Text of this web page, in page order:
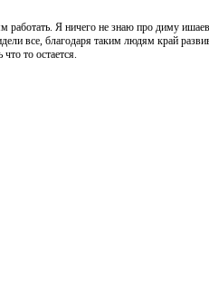
Я ничего не знаю про диму
все, благодаря таким людям край
то остается.